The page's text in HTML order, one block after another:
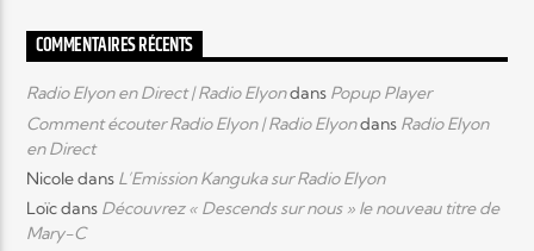
COMMENTAIRES RÉCENTS
Radio Elyon en Direct | Radio Elyondans Popup Player
Comment écouter Radio Elyon | Radio Elyondans Radio Elyon
en Direct
Nicoledans L’Emission Kanguka sur Radio Elyon
Loïcdans Découvrez « Descends sur nous » le nouveau titre de
Mary-C